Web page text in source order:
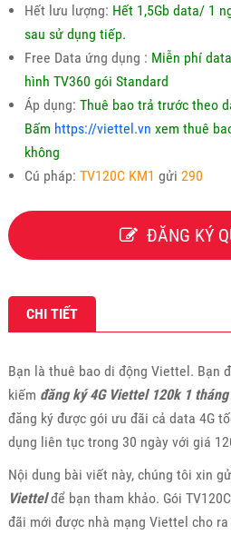
Hết lưu lượng: Hết 1,5Gb data/ 1
sau sử dụng tiếp.
Free Data ứng dụng : Miễn phí
hình TV360 gói Standard
Áp dụng: Thuê bao trả trước theo
Bấm https://viettel.vn xem thuê
không
Cú pháp: TV120C KM1 gửi 290
ĐĂNG KÝ
CHI TIẾT
Bạn là thuê bao di động Viettel. Bạn
kiếm đăng ký 4G Viettel 120k 1 tháng
đăng ký được gói ưu đãi cả data 4G
dụng liên tục trong 30 ngày với giá
Nội dung bài viết này, chúng tôi xin
Viettelđể bạn tham khảo. Gói
đãi mới được nhà mạng Viettel cho